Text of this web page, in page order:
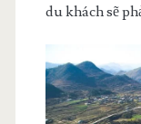
du khách sẽ